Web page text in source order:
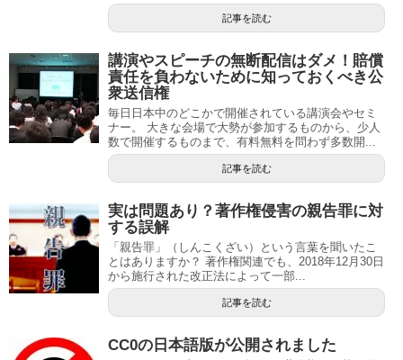
記事を読む
講演やスピーチの無断配信はダメ！賠償
責任を負わないために知っておくべき公
衆送信権
毎日日本中のどこかで開催されている講演会やセミ
ナー。 大きな会場で大勢が参加するものから、少人
数で開催するものまで、有料無料を問わず多数開...
記事を読む
実は問題あり？著作権侵害の親告罪に対
する誤解
「親告罪」（しんこくざい）という言葉を聞いたこ
とはありますか？ 著作権関連でも、2018年12月30日
から施行された改正法によって一部...
記事を読む
CC0の日本語版が公開されました